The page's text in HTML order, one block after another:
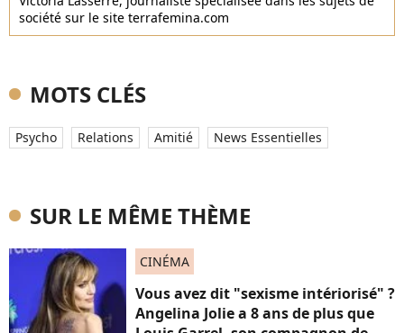
société sur le site terrafemina.com
MOTS CLÉS
Psycho Relations Amitié News Essentielles
SUR LE MÊME THÈME
CINÉMA
Vous avez dit "sexisme intériorisé" ?
Angelina Jolie a 8 ans de plus que